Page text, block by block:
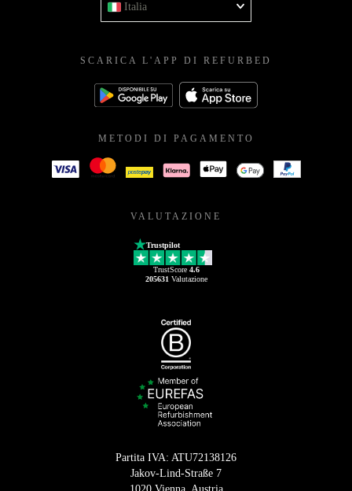
Italia
SCARICA L'APP DI REFURBED
METODI DI PAGAMENTO
VALUTAZIONE
Trustpilot
TrustScore 4.6
205631 Valutazione
Partita IVA: ATU72138126
Jakov-Lind-Straße 7